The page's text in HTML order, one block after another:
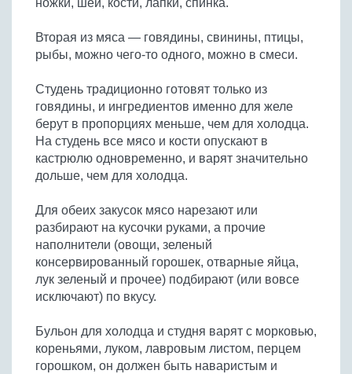
Бобовые
Яйца
Крупы
ножки, шеи, кости, лапки, спинка.
Вторая из мяса — говядины, свинины, птицы,
рыбы, можно чего-то одного, можно в смеси.
Студень традиционно готовят только из
говядины, и ингредиентов именно для желе
берут в пропорциях меньше, чем для холодца.
На студень все мясо и кости опускают в
кастрюлю одновременно, и варят значительно
дольше, чем для холодца.
Для обеих закусок мясо нарезают или
разбирают на кусочки руками, а прочие
наполнители (овощи, зеленый
консервированный горошек, отварные яйца,
лук зеленый и прочее) подбирают (или вовсе
исключают) по вкусу.
Бульон для холодца и студня варят с морковью,
кореньями, луком, лавровым листом, перцем
горошком, он должен быть наваристым и